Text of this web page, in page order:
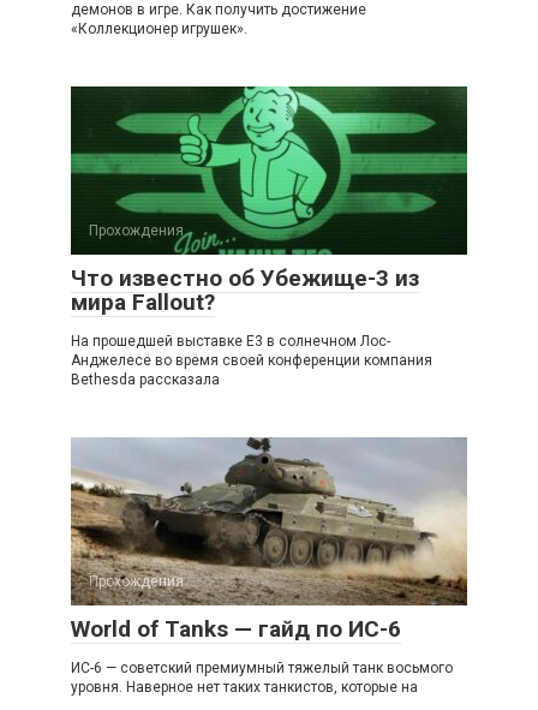
демонов в игре. Как получить достижение
«Коллекционер игрушек».
Прохождения
Что известно об Убежище-3 из
мира Fallout?
На прошедшей выставке E3 в солнечном Лос-
Анджелесе во время своей конференции компания
Bethesda рассказала
Прохождения
World of Tanks — гайд по ИС-6
ИС-6 — советский премиумный тяжелый танк восьмого
уровня. Наверное нет таких танкистов, которые на